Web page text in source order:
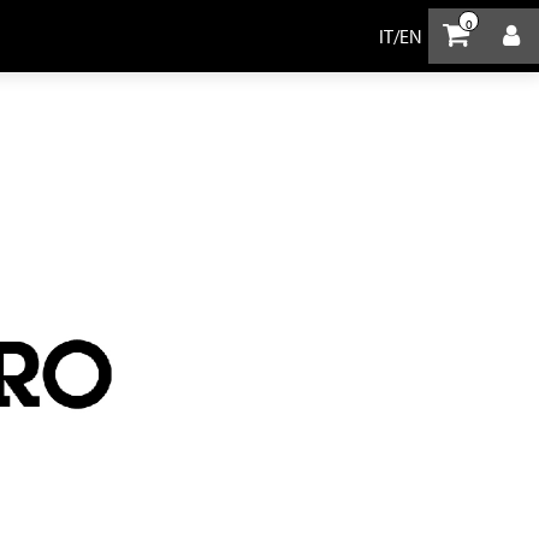
0
IT/EN